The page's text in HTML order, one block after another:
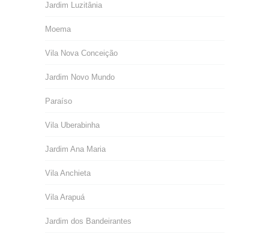
Jardim Luzitânia
Moema
Vila Nova Conceição
Jardim Novo Mundo
Paraíso
Vila Uberabinha
Jardim Ana Maria
Vila Anchieta
Vila Arapuá
Jardim dos Bandeirantes